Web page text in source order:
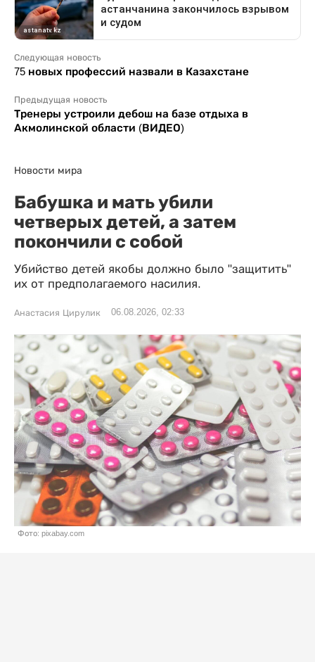
Следующая новость
75 новых профессий назвали в Казахстане
Предыдущая новость
Тренеры устроили дебош на базе отдыха в
Акмолинской области (ВИДЕО)
Новости мира
Бабушка и мать убили
четверых детей, а затем
покончили с собой
Убийство детей якобы должно было "защитить"
их от предполагаемого насилия.
Анастасия Цирулик 06.08.2026, 02:33
Фото: pixabay.com